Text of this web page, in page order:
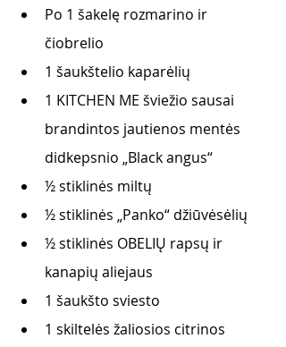
Po 1 šakelę rozmarino ir
čiobrelio
1 šaukštelio kaparėlių
1 KITCHEN ME šviežio sausai
brandintos jautienos mentės
didkepsnio „Black angus“
½ stiklinės miltų
½ stiklinės „Panko“ džiūvėsėlių
½ stiklinės OBELIŲ rapsų ir
kanapių aliejaus
1 šaukšto sviesto
1 skiltelės žaliosios citrinos